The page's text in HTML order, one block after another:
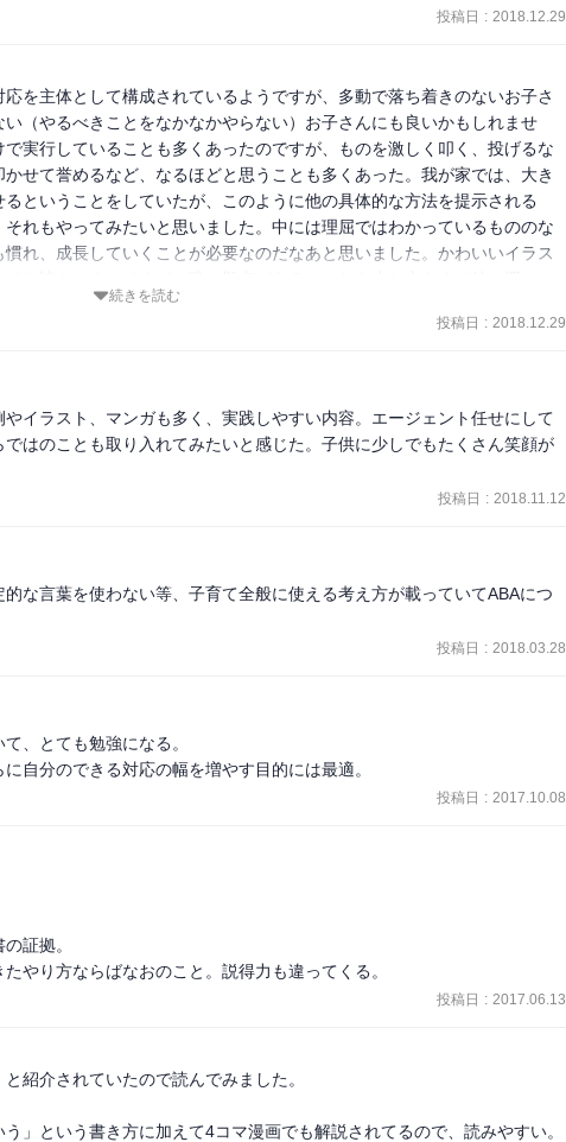
際に思い出したのですが、子守りしていた近所の子どもたちの中に、こ
いました。私自身『まだ上手く話せないんだなぁ、でもそのうち話せる
オウム返しと向き合っていました。おかしなやりとりをしていると興味
た。声を掛けに来る子はサポートしたいと思う時だけこちらへ駆け寄
た。うまく会話出来ないことに対応出来ずに困ってしまう子や、その子
てちょっかいをかけることはありませんでした。サポートしようと思う
」「〇〇って言うんだよ？『〇〇』」「〇〇」とみんなで明るく声を掛
自体なくなっていました。
せんが、本書の内容を鑑みると、負担の少ない状態での余裕のある応対
環視の下で負担を減らしながら見守りサポートすることが必要なはずだ
のみで賄わなければならない現代の日本の育児環境の劣悪さを改めて思
うと思うと、居た堪れません。実際の育児は想像以上に過酷で、18〜19
んな風に応対出来ない、というのが実情でしょうか。
させてみるという項目のところに、(書かれておらずとも当然の事なんで
「実践する際にスムーズに行えるよう練習は充分すぎるくらい行ってか
かったです。あと、大切な経験を積ませてもらうのですから、店員では
ではないかと。
という表現が「転がっている」になっていたり、さまざまな種類の質問
高めるようにとの表現が「角度のちがった問いを次々と投げかけること
パニックになってしまうのでは』と気になってしまいました。
動について書かれている項目で紹介されていた自閉症の当事者Aさんに
のある方なのか、ただブログを見て知っただけなのか気になりました。突
んや、141ページの「オレはオレ流でいく」のエピソードも、わざわざ
れ続けた」や、「うんちを少し洩らしていた」などの内容を、著者のお
、と心配です。いじめに関しては、数週間も耳元で囁き続ける行為は陰
が。
投稿日 : 2018.12.29
を主体として構成されているようですが、多動で落ち着きのないお子さ
（やるべきことをなかなかやらない）お子さんにも良いかもしれませ
実行していることも多くあったのですが、ものを激しく叩く、投げるな
せて誉めるなど、なるほどと思うことも多くあった。我が家では、大き
ということをしていたが、このように他の具体的な方法を提示される
れもやってみたいと思いました。中には理屈ではわかっているもののな
れ、成長していくことが必要なのだなあと思いました。かわいいイラス
て心がけたい内容も多かったため、文庫サイズもほしいですね。（私が
さい）
続きを読む
投稿日 : 2018.12.29
イラスト、マンガも多く、実践しやすい内容。エージェント任せにして
はのことも取り入れてみたいと感じた。子供に少しでもたくさん笑顔が
投稿日 : 2018.11.12
な言葉を使わない等、子育て全般に使える考え方が載っていてABAにつ
投稿日 : 2018.03.28
、とても勉強になる。
自分のできる対応の幅を増やす目的には最適。
投稿日 : 2017.10.08
証拠。
やり方ならばなおのこと。説得力も違ってくる。
投稿日 : 2017.06.13
紹介されていたので読んでみました。
」という書き方に加えて4コマ漫画でも解説されてるので、読みやすい。